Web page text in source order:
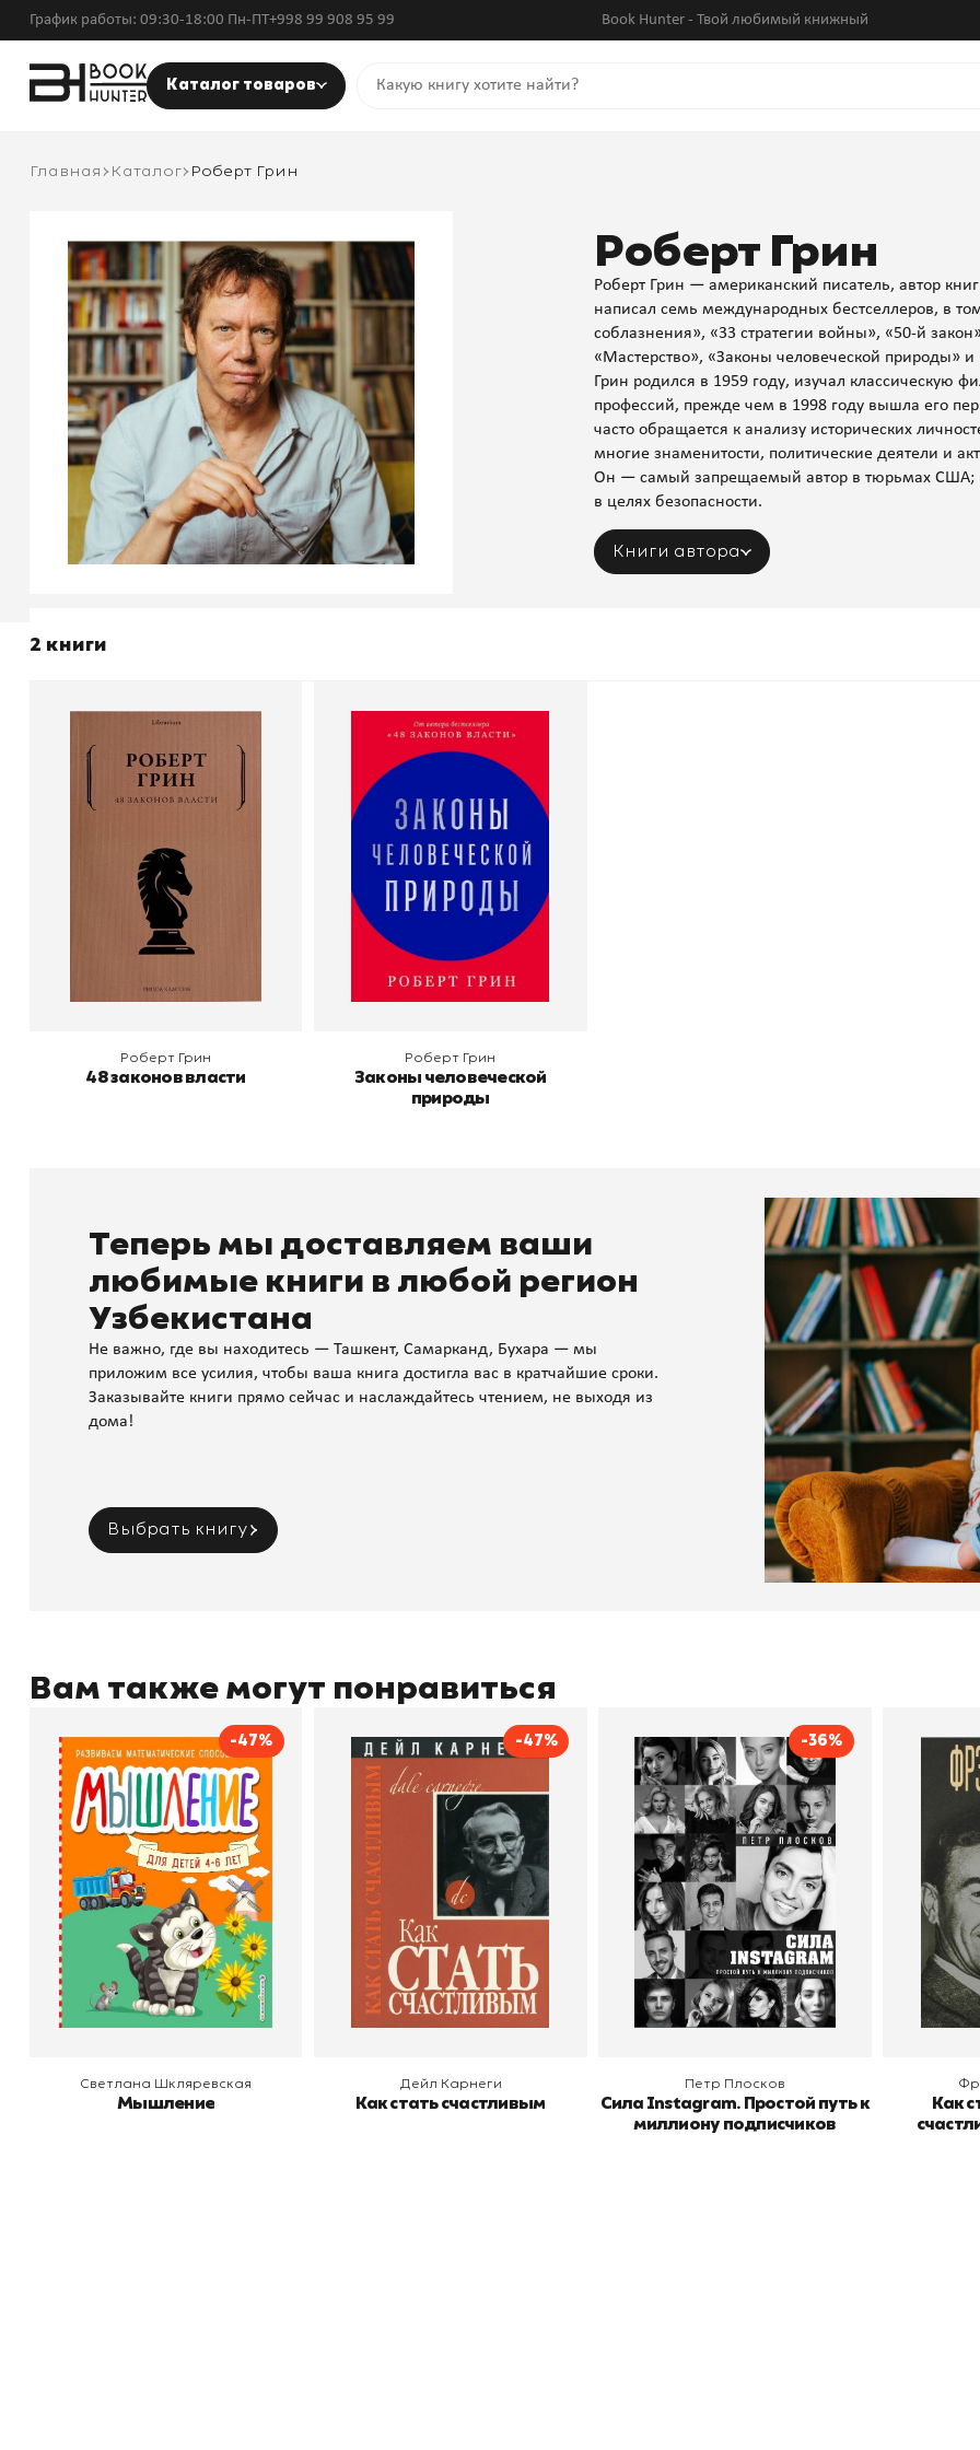
График работы: 09:30-18:00 Пн-ПТ+998 99 908 95 99 Book Hunter - Твой любимый книжный
Каталог товаров
Главная Каталог Роберт Грин
Роберт Грин
Роберт Грин — американский писатель, автор
написал семь международных бестселлеров, в
соблазнения», «33 стратегии войны», «50-й
«Мастерство», «Законы человеческой природы»
Грин родился в 1959 году, изучал классическую
профессий, прежде чем в 1998 году вышла его
часто обращается к анализу исторических
многие знаменитости, политические деятели и
Он — самый запрещаемый автор в тюрьмах США;
в целях безопасности.
Книги автора
2 книги
48 законов власти
В корзину
Роберт Грин
48 законов власти
Законы человеческой
Автор
Роберт Грин
Издательство
Альпина
В корзину
Роберт Грин
Законы человеческой
природы
Теперь мы доставляем ваши
любимые книги в любой регион
Узбекистана
Не важно, где вы находитесь — Ташкент, Самарканд, Бухара — мы
приложим все усилия, чтобы ваша книга достигла вас в кратчайшие сроки.
Заказывайте книги прямо сейчас и наслаждайтесь чтением, не выходя из
дома!
Выбрать книгу
Вам также могут понравиться
-47%
Мышление
Автор
Светлана Шкляревская
Издательство
Эксмодетство
В корзину
Светлана Шкляревская
Мышление
-47%
Как стать счастливым
Автор
Дейл Карнеги
Издательство
Попурри, Минск
В корзину
Дейл Карнеги
Как стать счастливым
-36%
Сила Instagram. Простой
путь к миллиону
подписчиков
Автор
Петр Плосков
Издательство
Бомбора
В корзину
Петр Плосков
Сила Instagram. Простой путь к
миллиону подписчиков
Как
В
Как